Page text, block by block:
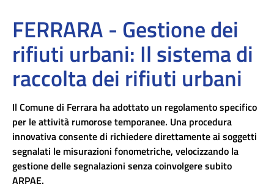
FERRARA - Gestione dei
rifiuti urbani: Il sistema di
raccolta dei rifiuti urbani
Il Comune di Ferrara ha adottato un regolamento specifico
per le attività rumorose temporanee. Una procedura
innovativa consente di richiedere direttamente ai soggetti
segnalati le misurazioni fonometriche, velocizzando la
gestione delle segnalazioni senza coinvolgere subito
ARPAE.